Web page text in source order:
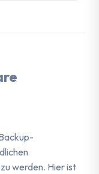
werden. Hier ist